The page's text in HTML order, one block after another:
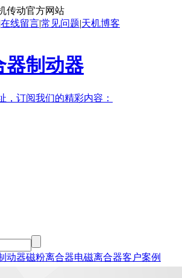
传动官方网站
在线留言|常见问题|天机博客
动器磁粉离合器电磁离合器客户案例